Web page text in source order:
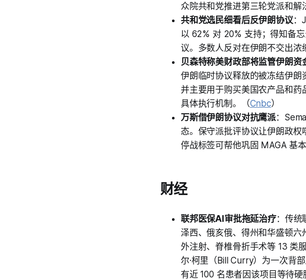
众院共和党推进第三轮党派和解
共和党选民细看后反伊朗协议 ：
以 62% 对 20% 支持；得知备
议。多数人反对在伊朗不交出
贝森特称美财政部将监管伊朗资
伊朗临时协议释放的被冻结伊朗
并主要用于购买美国农产品和药
具体执行机制。（Cnbc）
万斯借伊朗协议对抗鹰派：
态。保守派批评协议让伊朗政权
停战标签可帮他巩固 MAGA 基
财经
联邦医保AI审批拖延治疗：传统
泽西、俄亥俄、得州和华盛顿
外注射、脊椎骨折手术等 13 类
尔·柯里（Bill Curry）为一次背
有近 100 名患者因该项目等待